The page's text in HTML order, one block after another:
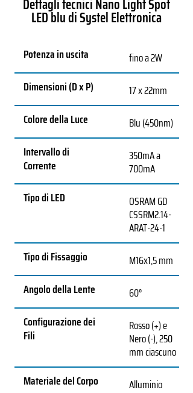
Dettagli tecnici Nano Light Spot
LED blu di Systel Elettronica
Potenza in uscita fino a 2W
Dimensioni (D x P) 17 x 22mm
Colore della Luce Blu (450nm)
Intervallo di
Corrente
350mA a
700mA
Tipo di LED
OSRAM GD
CSSRM2.14-
ARAT-24-1
Tipo di Fissaggio M16x1,5 mm
Angolo della Lente 60°
Configurazione dei
Fili
Rosso (+) e
Nero (-), 250
mm ciascuno
Materiale del Corpo Alluminio